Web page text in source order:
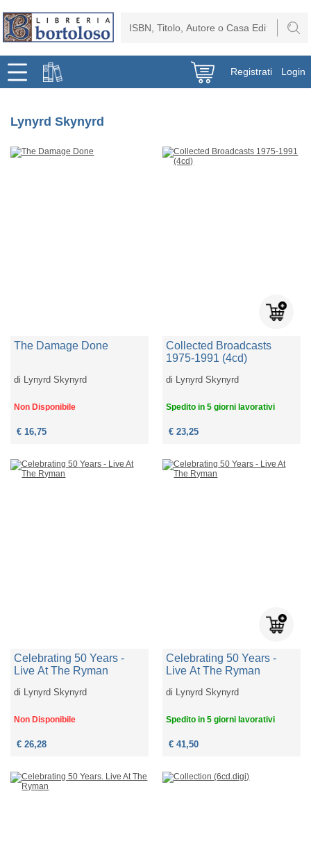
Registrati Login
Lynyrd Skynyrd
The Damage Done
di Lynyrd Skynyrd
Non Disponibile
€ 16,75
Collected Broadcasts
1975-1991 (4cd)
di Lynyrd Skynyrd
Spedito in 5 giorni lavorativi
€ 23,25
Celebrating 50 Years -
Live At The Ryman
di Lynyrd Skynyrd
Non Disponibile
€ 26,28
Celebrating 50 Years -
Live At The Ryman
di Lynyrd Skynyrd
Spedito in 5 giorni lavorativi
€ 41,50